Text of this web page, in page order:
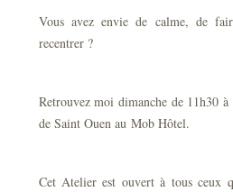
Vous avez envie de calme, de
recentrer ?
Retrouvez moi dimanche de 11h30 à
de Saint Ouen au Mob Hôtel.
Cet Atelier est ouvert à tous ceux